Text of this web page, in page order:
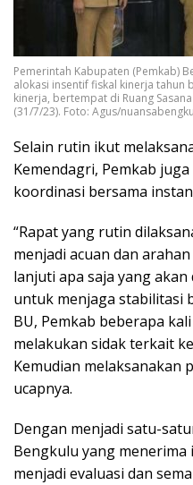
Pemerintah Kabupaten (Pemkab)
alokasi insentif fiskal kinerja
kinerja, bertempat di Ruang
(31/7/23). Foto: Agus/
Selain rutin ikut
Kemendagri, Pemkab
koordinasi bersama
“Rapat yang rutin
menjadi acuan dan
lanjuti apa saja yang
untuk menjaga stabilitasi
BU, Pemkab beberapa
melakukan sidak terkait
Kemudian melaksanakan
ucapnya.
Dengan menjadi satu-
Bengkulu yang
menjadi evaluasi dan